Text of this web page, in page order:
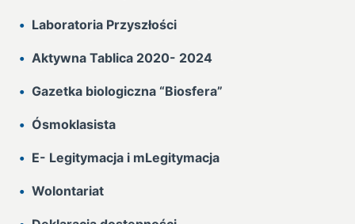
Laboratoria Przyszłości
Aktywna Tablica 2020- 2024
Gazetka biologiczna “Biosfera”
Ósmoklasista
E- Legitymacja i mLegitymacja
Wolontariat